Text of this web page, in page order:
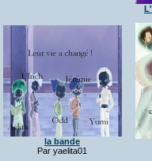
la bande
Par yaelita01